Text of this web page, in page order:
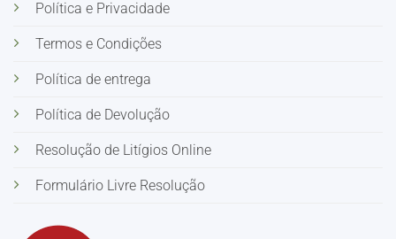
Política e Privacidade
Termos e Condições
Política de entrega
Política de Devolução
Resolução de Litígios Online
Formulário Livre Resolução